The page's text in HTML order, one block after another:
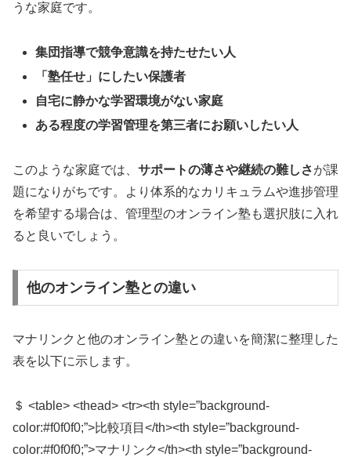
うな家庭です。
集団指導で競争意識を持たせたい人
「塾任せ」にしたい保護者
自宅に静かな学習環境がない家庭
ある程度の学習管理を第三者にお願いしたい人
このような家庭では、 サポートの薄さや継続の難しさが課
題になりがちです。より体系的なカリキュラムや進捗管理
を希望する場合は、管理型のオンライン塾も選択肢に入れ
ると良いでしょう。
他のオンライン塾との違い
マナリンクと他のオンライン塾との違いを簡潔に整理した
表を以下に示します。
＄ <table> <thead> <tr><th style=”background-
color:#f0f0f0;”>比較項目</th><th style=”background-
color:#f0f0f0;”>マナリンク</th><th style=”background-